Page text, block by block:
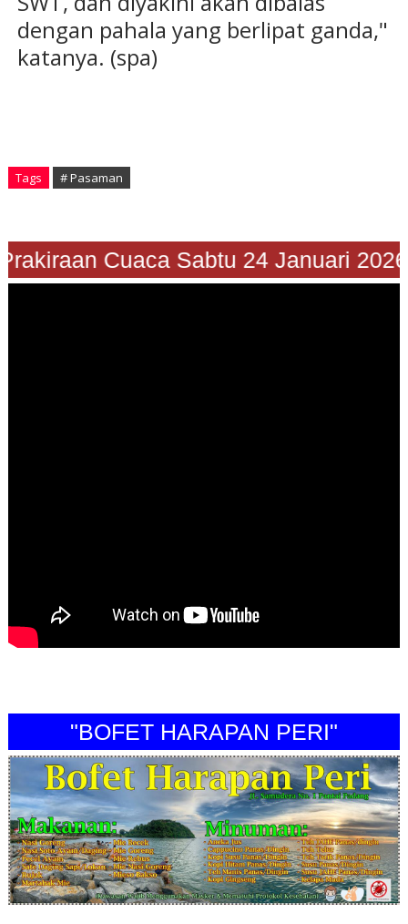
dengan pahala yang berlipat ganda,"
katanya. (spa)
Tags # Pasaman
Cuaca Sabtu 24 Januari 2026"
"BOFET HARAPAN PERI"